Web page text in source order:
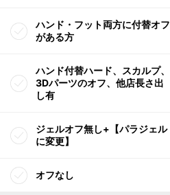
ハンド・フット両方に付替オフ
がある方
ハンド付替ハード、スカルプ、
3Dパーツのオフ、他店長さ出
し有
ジェルオフ無し+【パラジェル
に変更】
オフなし